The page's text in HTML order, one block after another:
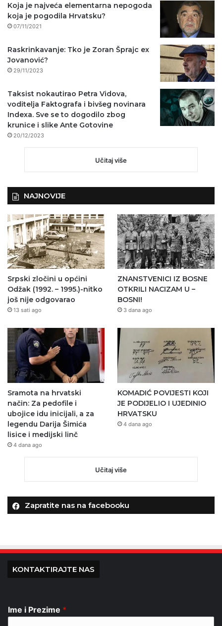
Koja je najveća elementarna nepogoda
koja je pogodila Hrvatsku?
07/11/2021
Raskrinkavanje: Tko je Zoran Šprajc ex
Jovanović?
29/11/2023
Taksist nokautirao Petra Vidova,
voditelja Faktografa i bivšeg novinara
Indexa. Sve se to dogodilo zbog
krunice i slike Ante Gotovine
20/12/2023
Učitaj više
NAJNOVIJE
Srpski zločini u općini
Odžak (1992. – 1995.)-nitko
još nije odgovarao
13 sati ago
ZNANSTVENICI IZ BOSNE
OTKRILI NACIZAM U –
BOSNI!
3 dana ago
Sramota na hrvatski
način: Za pedofile i
ubojice idu inicijali, a za
legendu Darija Šimića
lisice i medijski linč
4 dana ago
KOMADIĆ POVIJESTI KOJI
JE PODIJELIO I UJEDINIO
HRVATSKU
4 dana ago
Učitaj više
Zapratite nas na facebooku
KONTAKTIRAJTE NAS
Ime i Prezime *